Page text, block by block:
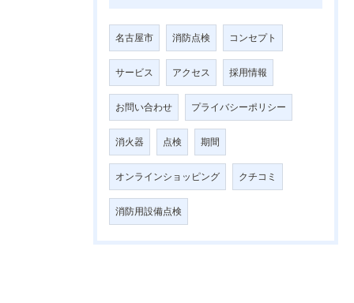
名古屋市 消防点検 コンセプト
サービス アクセス 採用情報
お問い合わせ プライバシーポリシー
消火器 点検 期間
オンラインショッピング クチコミ
消防用設備点検